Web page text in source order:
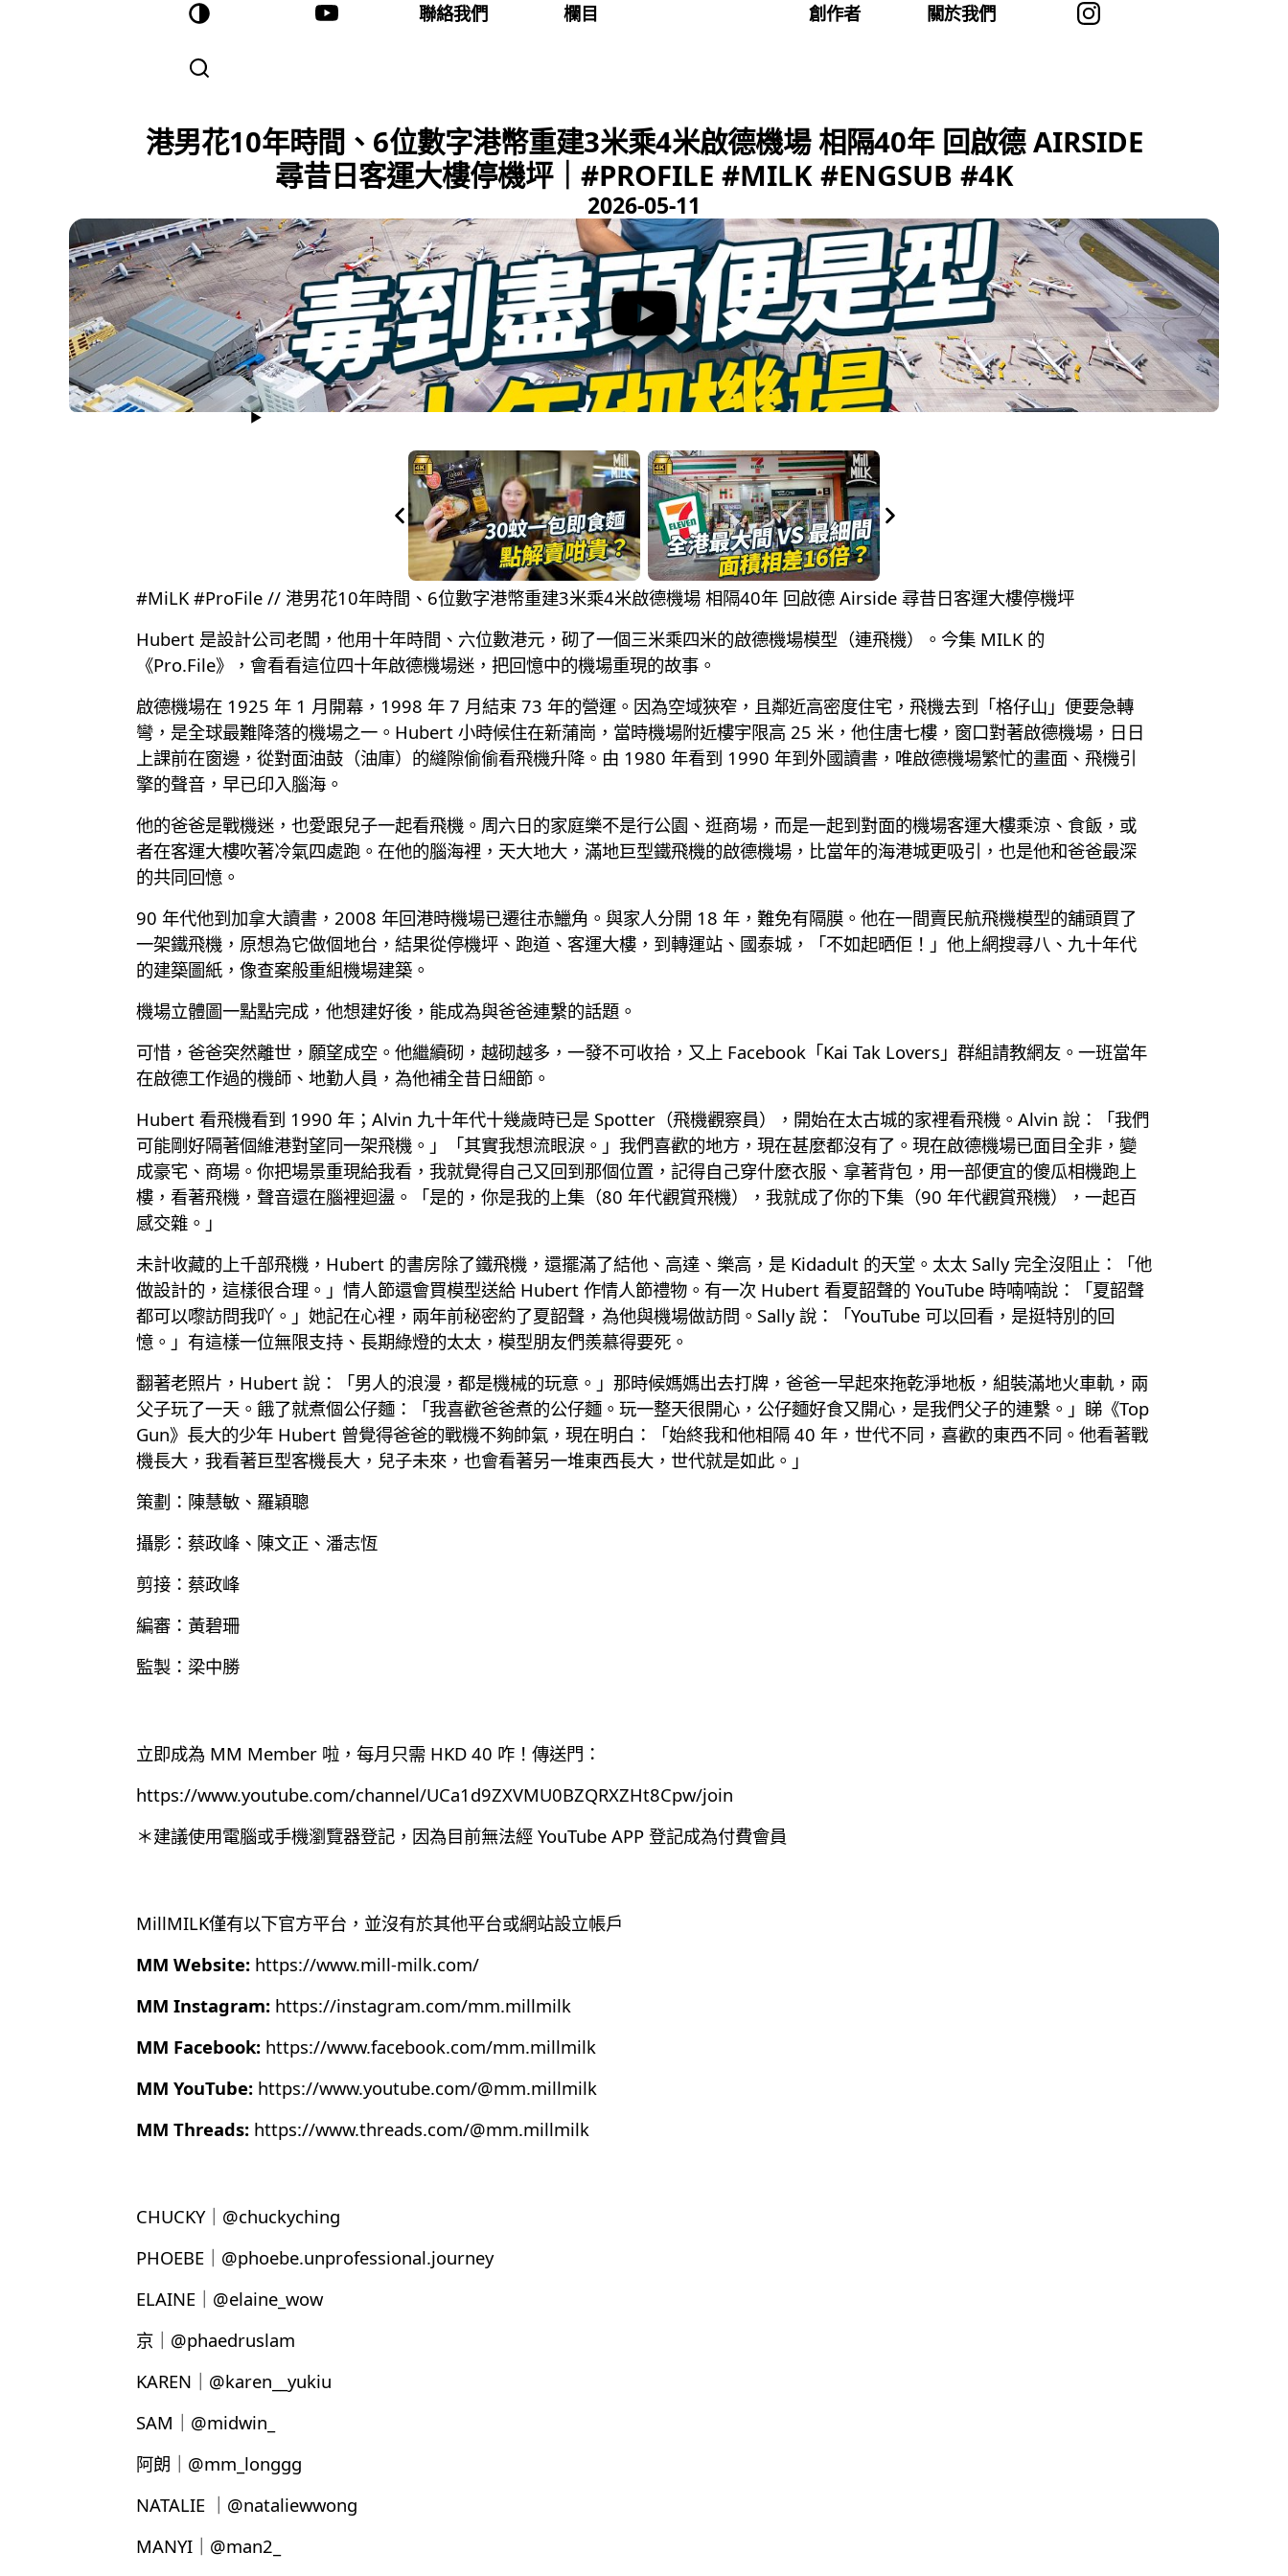
聯絡我們 欄目 創作者 關於我們
港男花10年時間、6位數字港幣重建3米乘4米啟德機場 相隔40年 回啟德 AIRSIDE
尋昔日客運大樓停機坪｜#PROFILE #MILK #ENGSUB #4K
2026-05-11
#MiLK #ProFile // 港男花10年時間、6位數字港幣重建3米乘4米啟德機場 相隔40年 回啟德 Airside 尋昔日客運大樓停機坪
Hubert 是設計公司老闆，他用十年時間、六位數港元，砌了一個三米乘四米的啟德機場模型（連飛機）。今集 MILK 的
《Pro.File》，會看看這位四十年啟德機場迷，把回憶中的機場重現的故事。
啟德機場在 1925 年 1 月開幕，1998 年 7 月結束 73 年的營運。因為空域狹窄，且鄰近高密度住宅，飛機去到「格仔山」便要急轉
彎，是全球最難降落的機場之一。Hubert 小時候住在新蒲崗，當時機場附近樓宇限高 25 米，他住唐七樓，窗口對著啟德機場，日日
上課前在窗邊，從對面油鼓（油庫）的縫隙偷偷看飛機升降。由 1980 年看到 1990 年到外國讀書，唯啟德機場繁忙的畫面、飛機引
擎的聲音，早已印入腦海。
他的爸爸是戰機迷，也愛跟兒子一起看飛機。周六日的家庭樂不是行公園、逛商場，而是一起到對面的機場客運大樓乘涼、食飯，或
者在客運大樓吹著冷氣四處跑。在他的腦海裡，天大地大，滿地巨型鐵飛機的啟德機場，比當年的海港城更吸引，也是他和爸爸最深
的共同回憶。
90 年代他到加拿大讀書，2008 年回港時機場已遷往赤鱲角。與家人分開 18 年，難免有隔膜。他在一間賣民航飛機模型的舖頭買了
一架鐵飛機，原想為它做個地台，結果從停機坪、跑道、客運大樓，到轉運站、國泰城，「不如起晒佢！」他上網搜尋八、九十年代
的建築圖紙，像查案般重組機場建築。
機場立體圖一點點完成，他想建好後，能成為與爸爸連繫的話題。
可惜，爸爸突然離世，願望成空。他繼續砌，越砌越多，一發不可收拾，又上 Facebook「Kai Tak Lovers」群組請教網友。一班當年
在啟德工作過的機師、地勤人員，為他補全昔日細節。
Hubert 看飛機看到 1990 年；Alvin 九十年代十幾歲時已是 Spotter（飛機觀察員），開始在太古城的家裡看飛機。Alvin 說：「我們
可能剛好隔著個維港對望同一架飛機。」「其實我想流眼淚。」我們喜歡的地方，現在甚麼都沒有了。現在啟德機場已面目全非，變
成豪宅、商場。你把場景重現給我看，我就覺得自己又回到那個位置，記得自己穿什麼衣服、拿著背包，用一部便宜的傻瓜相機跑上
樓，看著飛機，聲音還在腦裡迴盪。「是的，你是我的上集（80 年代觀賞飛機），我就成了你的下集（90 年代觀賞飛機），一起百
感交雜。」
未計收藏的上千部飛機，Hubert 的書房除了鐵飛機，還擺滿了結他、高達、樂高，是 Kidadult 的天堂。太太 Sally 完全沒阻止：「他
做設計的，這樣很合理。」情人節還會買模型送給 Hubert 作情人節禮物。有一次 Hubert 看夏韶聲的 YouTube 時喃喃說：「夏韶聲
都可以嚟訪問我吖。」她記在心裡，兩年前秘密約了夏韶聲，為他與機場做訪問。Sally 說：「YouTube 可以回看，是挺特別的回
憶。」有這樣一位無限支持、長期綠燈的太太，模型朋友們羨慕得要死。
翻著老照片，Hubert 說：「男人的浪漫，都是機械的玩意。」那時候媽媽出去打牌，爸爸一早起來拖乾淨地板，組裝滿地火車軌，兩
父子玩了一天。餓了就煮個公仔麵：「我喜歡爸爸煮的公仔麵。玩一整天很開心，公仔麵好食又開心，是我們父子的連繫。」睇《Top
Gun》長大的少年 Hubert 曾覺得爸爸的戰機不夠帥氣，現在明白：「始終我和他相隔 40 年，世代不同，喜歡的東西不同。他看著戰
機長大，我看著巨型客機長大，兒子未來，也會看著另一堆東西長大，世代就是如此。」
策劃：陳慧敏、羅穎聰
攝影：蔡政峰、陳文正、潘志恆
剪接：蔡政峰
編審：黃碧珊
監製：梁中勝
立即成為 MM Member 啦，每月只需 HKD 40 咋！傳送門：
https://www.youtube.com/channel/UCa1d9ZXVMU0BZQRXZHt8Cpw/join
＊建議使用電腦或手機瀏覽器登記，因為目前無法經 YouTube APP 登記成為付費會員
MillMILK僅有以下官方平台，並沒有於其他平台或網站設立帳戶
MM Website: https://www.mill-milk.com/
MM Instagram: https://instagram.com/mm.millmilk
MM Facebook: https://www.facebook.com/mm.millmilk
MM YouTube: https://www.youtube.com/@mm.millmilk
MM Threads: https://www.threads.com/@mm.millmilk
CHUCKY｜@chuckyching
PHOEBE｜@phoebe.unprofessional.journey
ELAINE｜@elaine_wow
京｜@phaedruslam
KAREN｜@karen__yukiu
SAM｜@midwin_
阿朗｜@mm_longgg
NATALIE ｜@nataliewwong
MANYI｜@man2_